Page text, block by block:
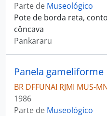
Parte de Museológico
Pote de borda reta,
côncava
Pankararu
Panela gameliforme
BR DFFUNAI RJMI MUS-
1986
Parte de Museológico